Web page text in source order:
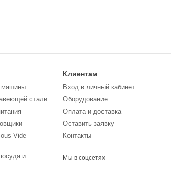
машины
стали
Vide
и
Клиентам
Вход в личный кабинет
Оборудование
Оплата и доставка
Оставить заявку
Контакты
Мы в соцсетях